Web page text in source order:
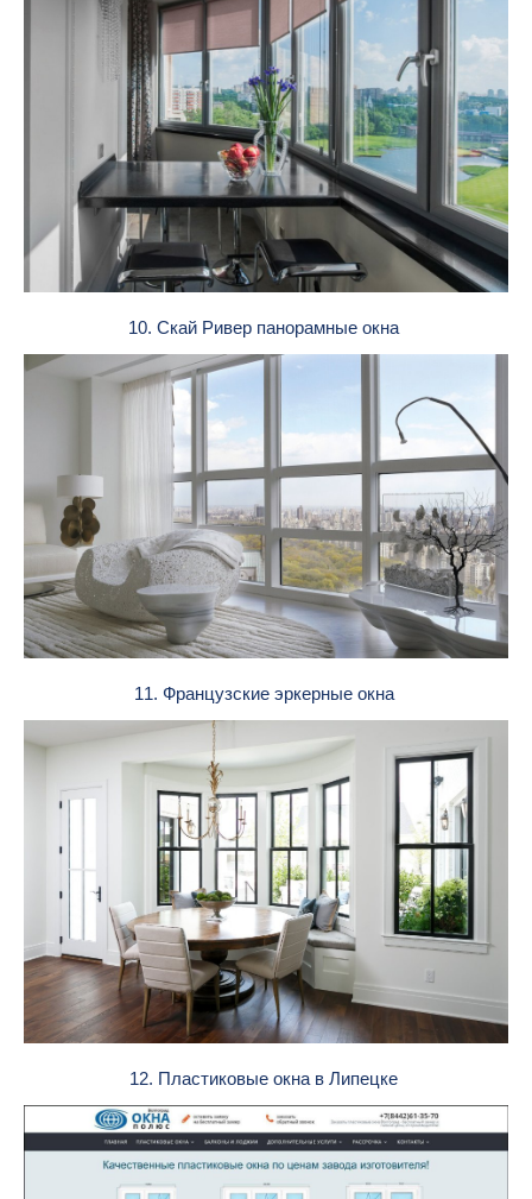
10. Скай Ривер панорамные окна
11. Французские эркерные окна
12. Пластиковые окна в Липецке